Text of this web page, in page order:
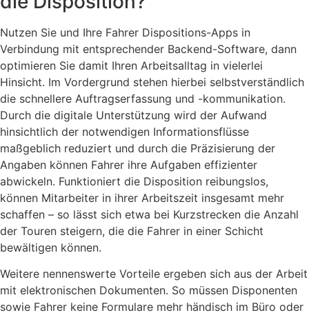
Nutzen Sie und Ihre Fahrer Dispositions-Apps in
Verbindung mit entsprechender Backend-Software, dann
optimieren Sie damit Ihren Arbeitsalltag in vielerlei
Hinsicht. Im Vordergrund stehen hierbei selbstverständlich
die schnellere Auftragserfassung und -kommunikation.
Durch die digitale Unterstützung wird der Aufwand
hinsichtlich der notwendigen Informationsflüsse
maßgeblich reduziert und durch die Präzisierung der
Angaben können Fahrer ihre Aufgaben effizienter
abwickeln. Funktioniert die Disposition reibungslos,
können Mitarbeiter in ihrer Arbeitszeit insgesamt mehr
schaffen – so lässt sich etwa bei Kurzstrecken die Anzahl
der Touren steigern, die die Fahrer in einer Schicht
bewältigen können.
Weitere nennenswerte Vorteile ergeben sich aus der Arbeit
mit elektronischen Dokumenten. So müssen Disponenten
sowie Fahrer keine Formulare mehr händisch im Büro oder